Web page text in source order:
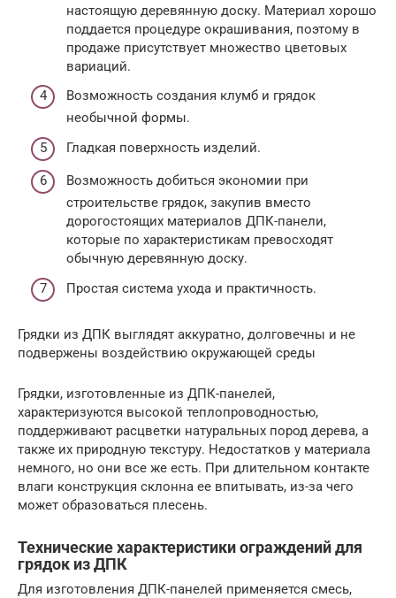
настоящую деревянную доску. Материал хорошо
поддается процедуре окрашивания, поэтому в
продаже присутствует множество цветовых
вариаций.
Возможность создания клумб и грядок
необычной формы.
Гладкая поверхность изделий.
Возможность добиться экономии при
строительстве грядок, закупив вместо
дорогостоящих материалов ДПК-панели,
которые по характеристикам превосходят
обычную деревянную доску.
Простая система ухода и практичность.
Грядки из ДПК выглядят аккуратно, долговечны и не
подвержены воздействию окружающей среды
Грядки, изготовленные из ДПК-панелей,
характеризуются высокой теплопроводностью,
поддерживают расцветки натуральных пород дерева, а
также их природную текстуру. Недостатков у материала
немного, но они все же есть. При длительном контакте
влаги конструкция склонна ее впитывать, из-за чего
может образоваться плесень.
Технические характеристики ограждений для
грядок из ДПК
Для изготовления ДПК-панелей применяется смесь,